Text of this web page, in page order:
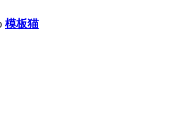
模板猫